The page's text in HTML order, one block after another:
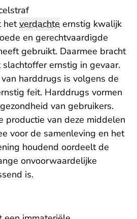
hetverdachte ernstig kwalijk
en gerechtvaardigde
gebruikt. Daarmee bracht
ernstig in gevaar.
harddrugs is volgens de
feit. Harddrugs vormen
van gebruikers.
productie van deze middelen
voor de samenleving en het
houdend oordeelt de
onvoorwaardelijke
is.